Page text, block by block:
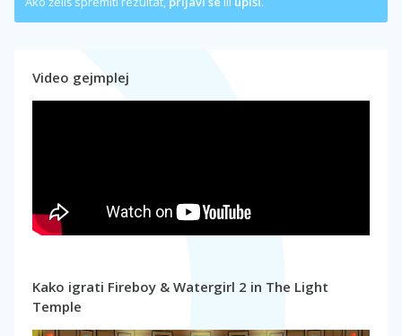
Video gejmplej
Kako igrati Fireboy & Watergirl 2 in The Light
Temple